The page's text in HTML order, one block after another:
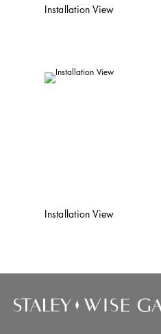
Installation View
Installation View